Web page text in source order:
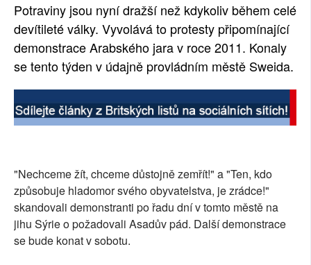
Potraviny jsou nyní dražší než kdykoliv během celé
devítileté války. Vyvolává to protesty připomínající
demonstrace Arabského jara v roce 2011. Konaly
se tento týden v údajně provládním městě Sweida.
"Nechceme žít, chceme důstojně zemřít!" a "Ten, kdo
způsobuje hladomor svého obyvatelstva, je zrádce!"
skandovali demonstranti po řadu dní v tomto městě na
jihu Sýrie o požadovali Asadův pád. Další demonstrace
se bude konat v sobotu.